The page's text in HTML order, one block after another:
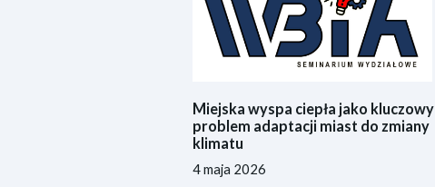
Miejska wyspa ciepła jako kluczowy
problem adaptacji miast do zmiany
klimatu
4 maja 2026